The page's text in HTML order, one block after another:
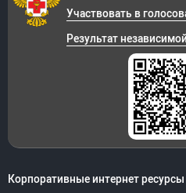
Корпоративные интернет ресурсы
Участвовать в
Результат